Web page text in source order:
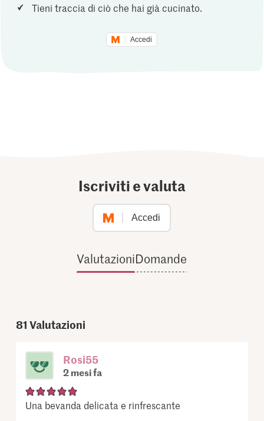
Tieni traccia di ciò che hai già cucinato.
Accedi
Iscriviti e valuta
Accedi
ValutazioniDomande
81 Valutazioni
Rosi55
2 mesi fa
Una bevanda delicata e rinfrescante